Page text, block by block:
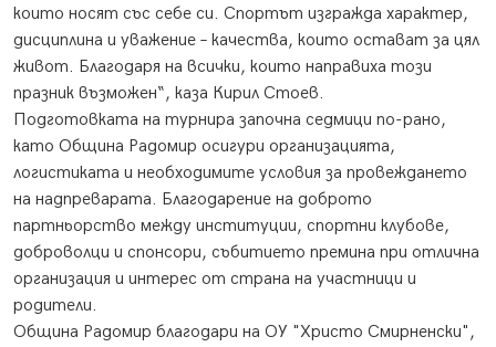
които носят със себе си. Спортът изгражда характер,
дисциплина и уважение – качества, които остават за цял
живот. Благодаря на всички, които направиха този
празник възможен“, каза Кирил Стоев.
Подготовката на турнира започна седмици по-рано,
като Община Радомир осигури организацията,
логистиката и необходимите условия за провеждането
на надпреварата. Благодарение на доброто
партньорство между институции, спортни клубове,
доброволци и спонсори, събитието премина при отлична
организация и интерес от страна на участници и
родители.
Община Радомир благодари на ОУ "Христо Смирненски",